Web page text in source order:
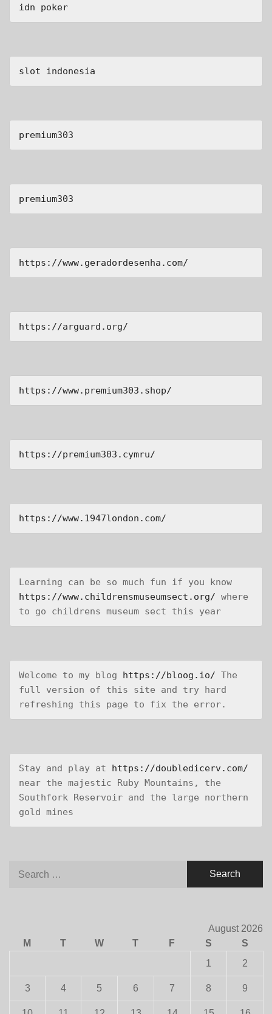
idn poker
slot indonesia
premium303
premium303
https://www.geradordesenha.com/
https://arguard.org/
https://www.premium303.shop/
https://premium303.cymru/
https://www.1947london.com/
https://www.childrensmuseumsect.org/ where
to go childrens museum sect this year
Welcome to my blog https://bloog.io/ The
full version of this site and try hard
refreshing this page to fix the error.
Stay and play at https://doubledicerv.com/
near the majestic Ruby Mountains, the
Southfork Reservoir and the large northern
gold mines
August 2026
M
T W T F S
S
1
2
3 4 5 6 7 8 9